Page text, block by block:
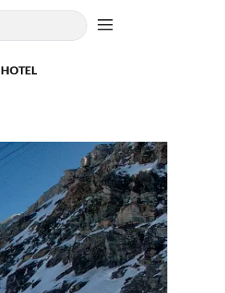
HOTEL